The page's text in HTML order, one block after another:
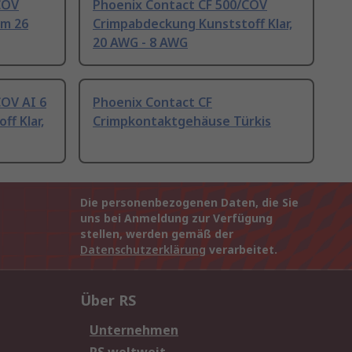
26
Phoenix Contact CF 500/COV
Crimpabdeckung Kunststoff Klar,
20 AWG - 8 AWG
AI 6
Klar,
Phoenix Contact CF
Crimpkontaktgehäuse Türkis
Die personenbezogenen Daten, die Sie
uns bei Anmeldung zur Verfügung
stellen, werden gemäß der
Datenschutzerklärung verarbeitet.
Über RS
Unternehmen